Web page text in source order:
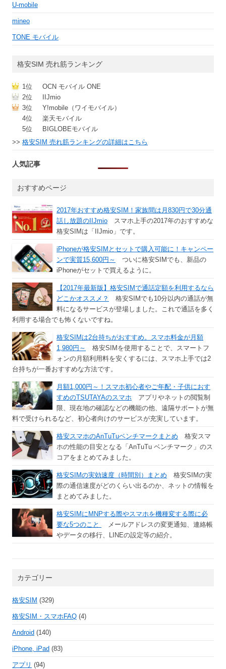
U-mobile
mineo
TONE モバイル
格安SIM 売れ筋ランキング
1位
OCN モバイル ONE
2位
IIJmio
3位
Y!mobile（ワイモバイル）
4位
楽天モバイル
5位
BIGLOBEモバイル
>> 格安SIM 売れ筋ランキングの詳細はこちら
人気記事
おすすめページ
2017年おすすめ格安SIM！家族間は月830円で30分通
話し放題のIIJmio スマホ上手の2017年のおすすめな
格安SIMは「IIJmio」です。
iPhoneが格安SIMとセットで購入可能に！キャンペー
ンで実質15,600円～
ついに格安SIMでも、新品の
iPhoneがセットで買えるように。
【2017年最新版】格安SIMで通話定額を利用するなら
どこかオススメ？
格安SIMでも10分以内の通話が無
料になるサービスが登場しました。これで通話を多く
利用する場合でも怖くないですね。
格安SIMは2台持ちがおすすめ。スマホ料金が月額
1,980円～
格安SIMを使用することで、スマートフ
ォンの月額利用料を安くするには、スマホ上手では2
台持ちが一番おすすめな方法です。
月額1,000円～！スマホ初心者やご年配・子供におす
すめのTSUTAYAのスマホ アプリやネットの閲覧制
限、現在地の確認などの機能の他、遠隔サポートが無
料で受けられるなど、初心者向けのサービスが充実しています。
格安スマホのAnTuTuベンチマークまとめ 格安スマ
ホの性能の目安となる「AnTuTu ベンチマーク」のス
コアをまとめてみました。
格安SIMの実効速度（時間別）まとめ 格安SIMの実
際の通信速度がどのくらい出るのか、ネットの情報を
まとめてみました。
格安SIMにMNPする際やスマホを機種変する際に必
要な5つのこと
メールアドレスの変更通知、連絡帳
やデータの移行、LINEの設定等の紹介。
カテゴリー
格安SIM (329)
格安SIM・スマホFAQ (4)
Android (140)
iPhone, iPad (83)
アプリ (94)